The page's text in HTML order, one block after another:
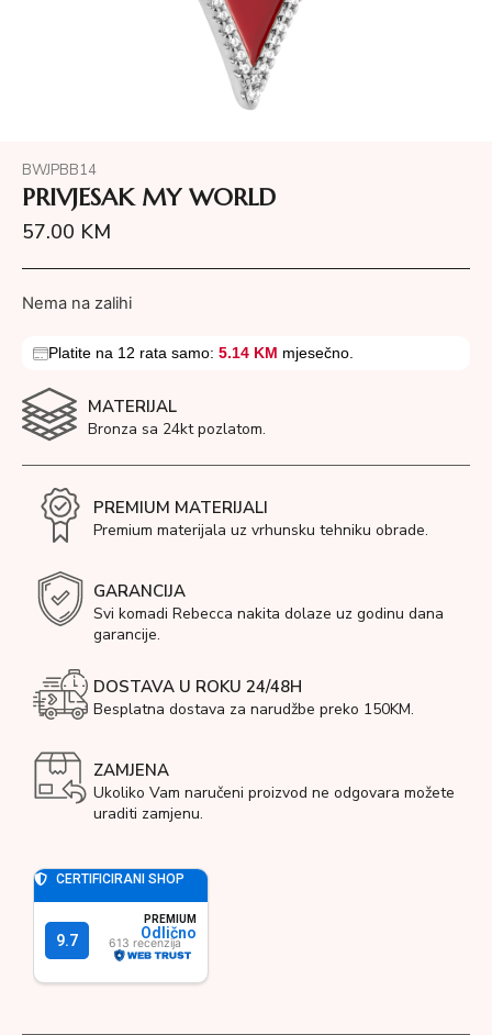
BWJPBB14
PRIVJESAK MY WORLD
57.00 KM
Nema na zalihi
Platite na 12 rata samo: 5.14 KM mjesečno.
MATERIJAL
Bronza sa 24kt pozlatom.
PREMIUM MATERIJALI
Premium materijala uz vrhunsku tehniku obrade.
GARANCIJA
Svi komadi Rebecca nakita dolaze uz godinu dana
garancije.
DOSTAVA U ROKU 24/48H
Besplatna dostava za narudžbe preko 150KM.
ZAMJENA
Ukoliko Vam naručeni proizvod ne odgovara možete
uraditi zamjenu.